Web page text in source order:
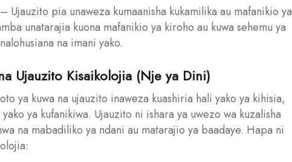
Ujauzito pia unaweza kumaanisha kukamilika au mafanikio ya
unatarajia kuona mafanikio ya kiroho au kuwa sehemu ya
na imani yako.
Ujauzito Kisaikolojia (Nje ya Dini)
ya kuwa na ujauzito inaweza kuashiria hali yako ya kihisia,
ya kufanikiwa. Ujauzito ni ishara ya uwezo wa kuzalisha
na mabadiliko ya ndani au matarajio ya baadaye. Hapa ni